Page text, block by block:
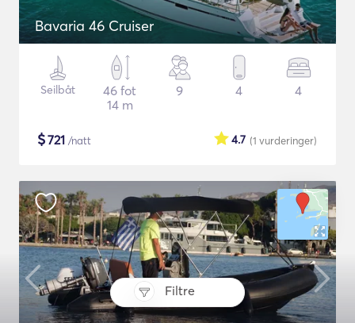
Filtre
Bavaria 46 Cruiser
Seilbåt
46 fot
14 m
9 4 4
$721 /natt (1 vurderinger)
4.7